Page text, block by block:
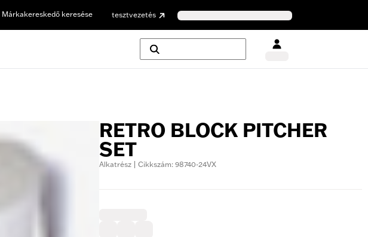
Márkakereskedő keresése tesztvezetés
RETRO BLOCK PITCHER
SET
Alkatrész | Cikkszám: 98740-24VX